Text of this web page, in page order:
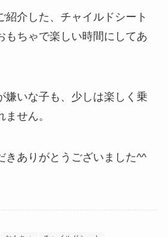
紹介した、チャイルドシート
もちゃで楽しい時間にしてあ
嫌いな子も、少しは楽しく乗
せん。
きありがとうございました^^